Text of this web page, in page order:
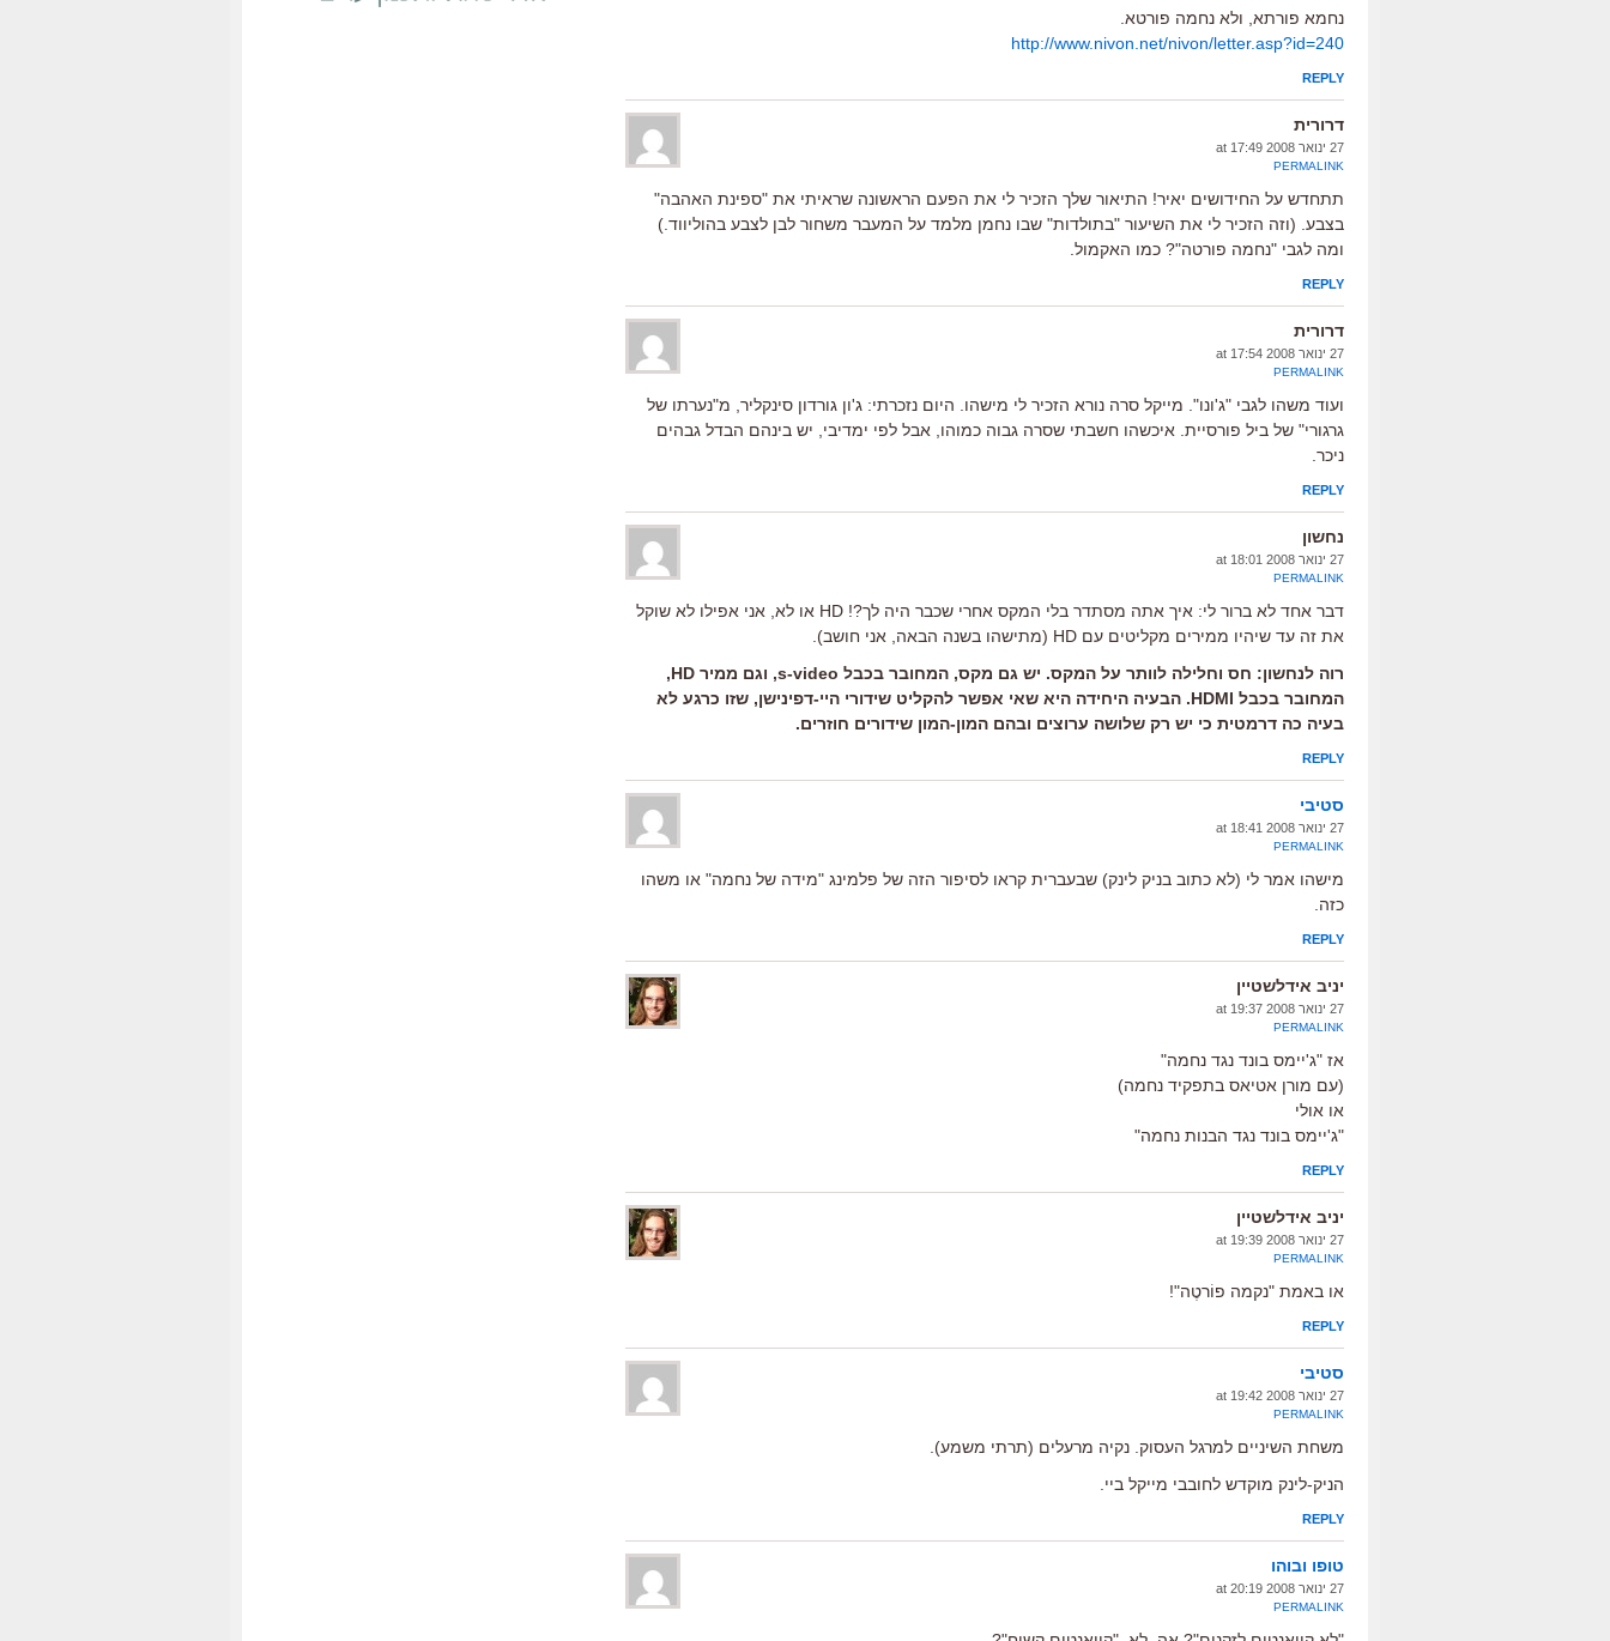
נחמא פורתא, ולא נחמה פורטא.
http://www.nivon.net/nivon/letter.asp?id=240
REPLY
דרורית
27 ינואר 2008 at 17:49
PERMALINK
תתחדש על החידושים יאיר! התיאור שלך הזכיר לי את הפעם הראשונה שראיתי את "ספינת האהבה"
בצבע. (וזה הזכיר לי את השיעור "בתולדות" שבו נחמן מלמד על המעבר משחור לבן לצבע בהוליווד.)
ומה לגבי "נחמה פורטה"? כמו האקמול.
REPLY
דרורית
27 ינואר 2008 at 17:54
PERMALINK
ועוד משהו לגבי "ג'ונו". מייקל סרה נורא הזכיר לי מישהו. היום נזכרתי: ג'ון גורדון סינקליר, מ"נערתו של
גרגורי" של ביל פורסיית. איכשהו חשבתי שסרה גבוה כמוהו, אבל לפי ימדיבי, יש בינהם הבדל גבהים
ניכר.
REPLY
נחשון
27 ינואר 2008 at 18:01
PERMALINK
דבר אחד לא ברור לי: איך אתה מסתדר בלי המקס אחרי שכבר היה לך?! HD או לא, אני אפילו לא שוקל
את זה עד שיהיו ממירים מקליטים עם HD (מתישהו בשנה הבאה, אני חושב).
רוה לנחשון: חס וחלילה לוותר על המקס. יש גם מקס, המחובר בכבל s-video, וגם ממיר HD,
המחובר בכבל HDMI. הבעיה היחידה היא שאי אפשר להקליט שידורי היי-דפינישן, שזו כרגע לא
בעיה כה דרמטית כי יש רק שלושה ערוצים ובהם המון-המון שידורים חוזרים.
REPLY
סטיבי
27 ינואר 2008 at 18:41
PERMALINK
מישהו אמר לי (לא כתוב בניק לינק) שבעברית קראו לסיפור הזה של פלמינג "מידה של נחמה" או משהו
כזה.
REPLY
יניב אידלשטיין
27 ינואר 2008 at 19:37
PERMALINK
אז "ג'יימס בונד נגד נחמה"
(עם מורן אטיאס בתפקיד נחמה)
או אולי
"ג'יימס בונד נגד הבנות נחמה"
REPLY
יניב אידלשטיין
27 ינואר 2008 at 19:39
PERMALINK
או באמת "נקמה פוֹרטֶה"!
REPLY
סטיבי
27 ינואר 2008 at 19:42
PERMALINK
משחת השיניים למרגל העסוק. נקיה מרעלים (תרתי משמע).
הניק-לינק מוקדש לחובבי מייקל ביי.
REPLY
טופו ובוהו
27 ינואר 2008 at 20:19
PERMALINK